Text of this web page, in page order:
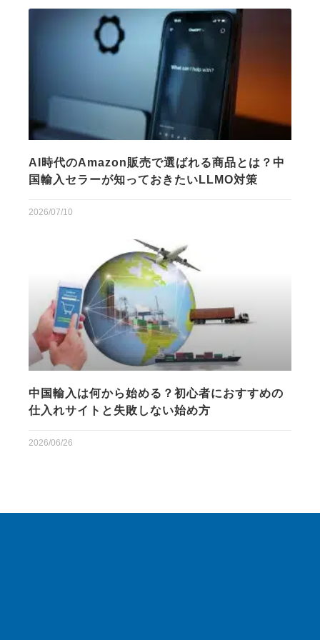
AI時代のAmazon販売で選ばれる商品とは？中
国輸入セラーが知っておきたいLLMO対策
2026/07/10
中国輸入は何から始める？初心者におすすめの
仕入れサイトと失敗しない始め方
2026/06/26